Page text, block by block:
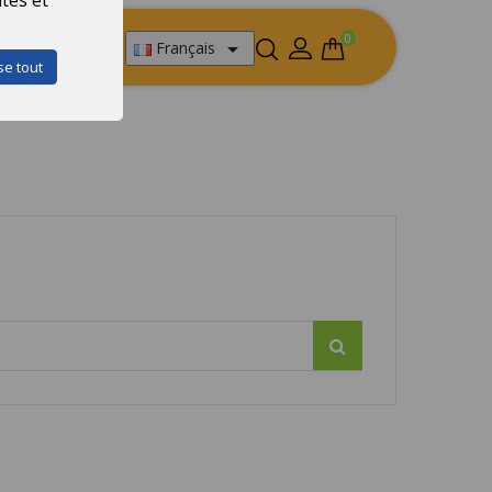
tout
0
Français 